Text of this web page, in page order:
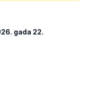
gada 22.